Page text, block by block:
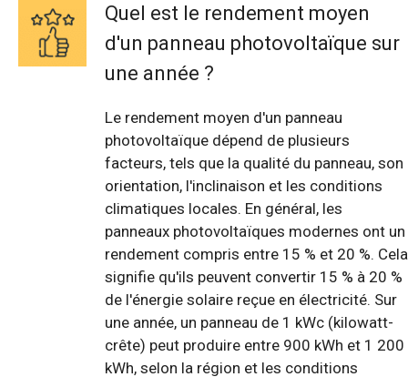
Quel est le rendement moyen
d'un panneau photovoltaïque sur
une année ?
Le rendement moyen d'un panneau
photovoltaïque dépend de plusieurs
facteurs, tels que la qualité du panneau, son
orientation, l'inclinaison et les conditions
climatiques locales. En général, les
panneaux photovoltaïques modernes ont un
rendement compris entre 15 % et 20 %. Cela
signifie qu'ils peuvent convertir 15 % à 20 %
de l'énergie solaire reçue en électricité. Sur
une année, un panneau de 1 kWc (kilowatt-
crête) peut produire entre 900 kWh et 1 200
kWh, selon la région et les conditions